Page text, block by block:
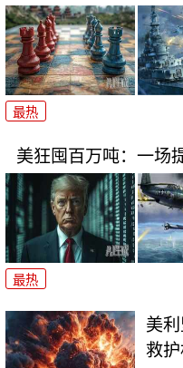
最热
美狂囤百万吨：一场
最热
美
救护